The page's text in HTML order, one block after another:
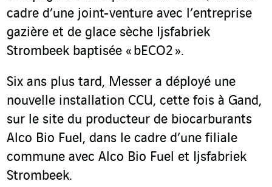
cadre d’une joint-venture avec l’entreprise
gazière et de glace sèche Ijsfabriek
Strombeek baptisée « bECO2 ».
Six ans plus tard, Messer a déployé une
nouvelle installation CCU, cette fois à Gand,
sur le site du producteur de biocarburants
Alco Bio Fuel, dans le cadre d’une filiale
commune avec Alco Bio Fuel et Ijsfabriek
Strombeek.